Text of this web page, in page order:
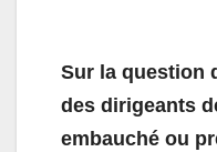
Sur la question
des dirigeants
embauché ou